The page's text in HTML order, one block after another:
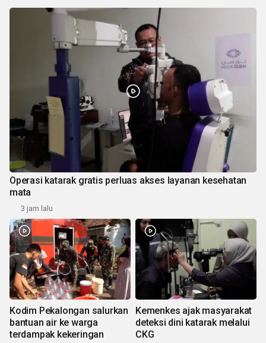
Operasi katarak gratis perluas akses layanan kesehatan
mata
3 jam lalu
Kodim Pekalongan salurkan
bantuan air ke warga
terdampak kekeringan
Kemenkes ajak masyarakat
deteksi dini katarak melalui
CKG